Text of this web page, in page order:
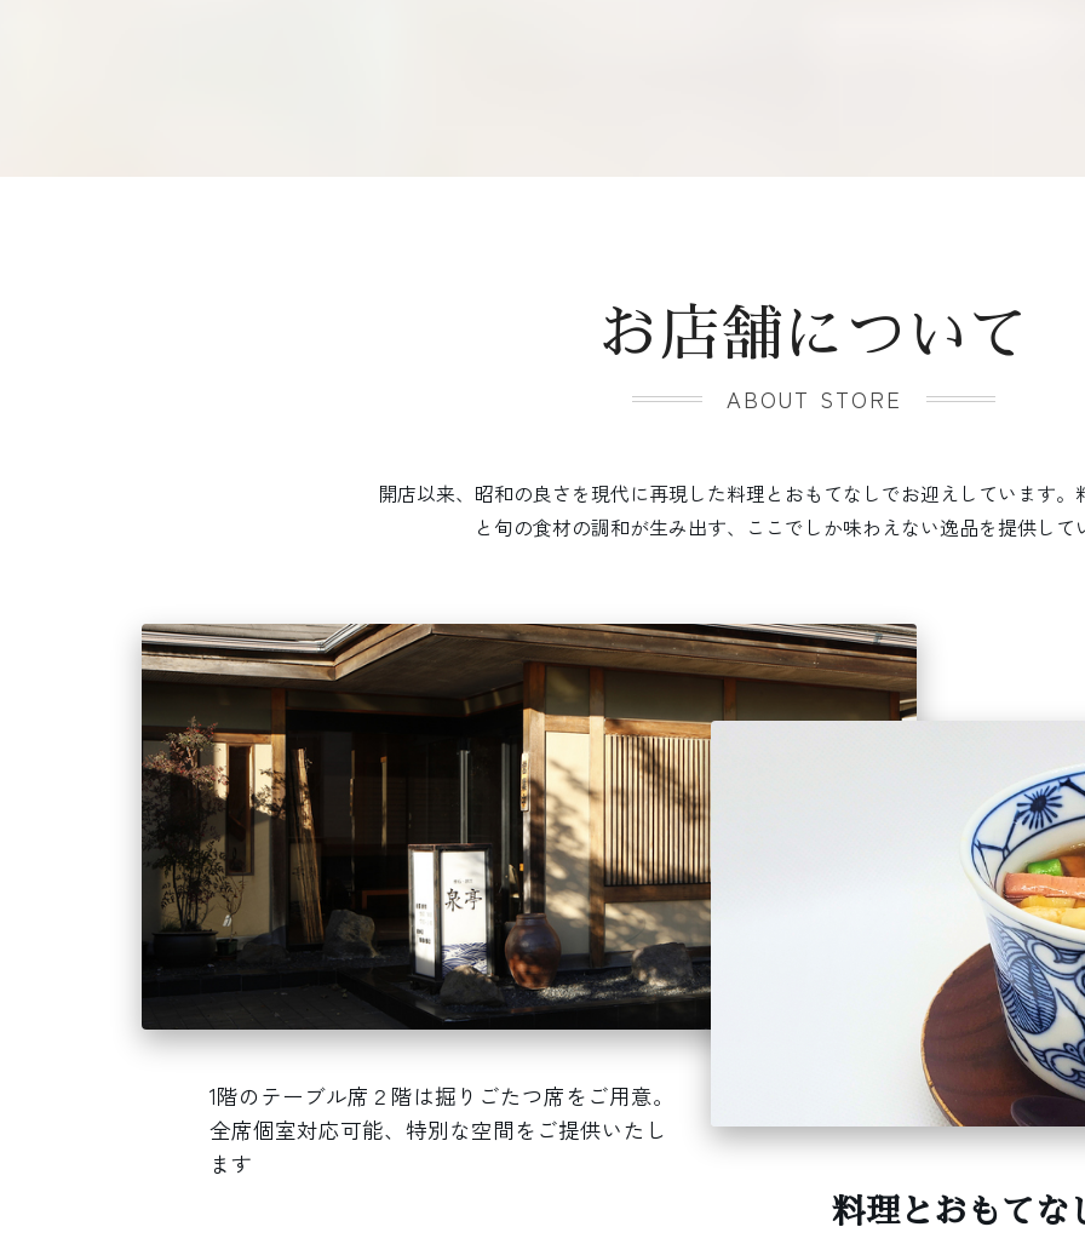
お店舗について
ABOUT STORE
開店以来、昭和の良さを現代に再現した料理とおもてなしでお迎えしています。
と旬の食材の調和が生み出す、ここでしか味わえない逸品を提供して
1階のテーブル席２階は掘りごたつ席をご用意。
全席個室対応可能、特別な空間をご提供いたし
ます
料理とおもてな